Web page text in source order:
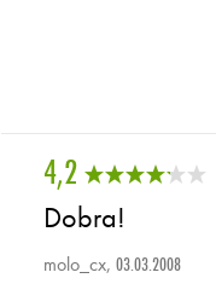
4,2
Dobra!
molo_cx, 03.03.2008